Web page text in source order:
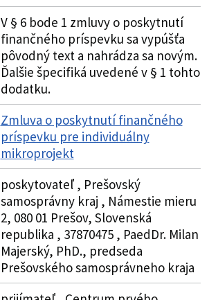
V § 6 bode 1 zmluvy o poskytnutí
finančného príspevku sa vypúšťa
pôvodný text a nahrádza sa novým.
Ďalšie špecifiká uvedené v § 1 tohto
dodatku.
Zmluva o poskytnutí finančného
príspevku pre individuálny
mikroprojekt
poskytovateľ , Prešovský
samosprávny kraj , Námestie mieru
2, 080 01 Prešov, Slovenská
republika , 37870475 , PaedDr. Milan
Majerský, PhD., predseda
Prešovského samosprávneho kraja